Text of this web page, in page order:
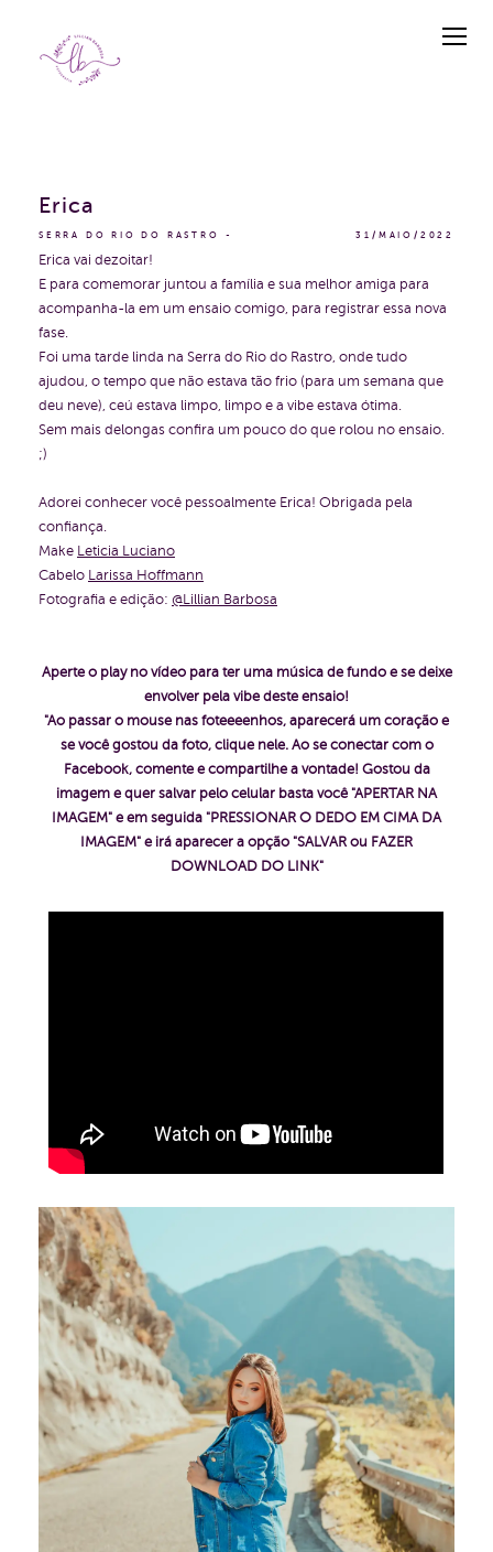
SERRA DO RIO DO RASTRO 31/MAIO/2022
Erica
Erica vai dezoitar!
E para comemorar juntou a família e sua melhor amiga para
acompanha-la em um ensaio comigo, para registrar essa nova
fase.
Foi uma tarde linda na Serra do Rio do Rastro, onde tudo
ajudou, o tempo que não estava tão frio (para um semana que
deu neve), ceú estava limpo, limpo e a vibe estava ótima.
Sem mais delongas confira um pouco do que rolou no ensaio.
;)
Adorei conhecer você pessoalmente Erica! Obrigada pela
confiança.
Make Leticia Luciano
Cabelo Larissa Hoffmann
Fotografia e edição: @Lillian Barbosa
Aperte o play no vídeo para ter uma música de fundo e se deixe
envolver pela vibe deste ensaio!
"Ao passar o mouse nas foteeeenhos, aparecerá um coração e
se você gostou da foto, clique nele. Ao se conectar com o
Facebook, comente e compartilhe a vontade! Gostou da
imagem e quer salvar pelo celular basta você "APERTAR NA
IMAGEM" e em seguida "PRESSIONAR O DEDO EM CIMA DA
IMAGEM" e irá aparecer a opção "SALVAR ou FAZER
DOWNLOAD DO LINK"